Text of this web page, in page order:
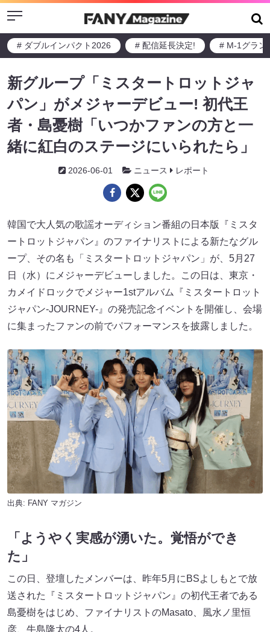
Menu
# ダブルインパクト2026 # 配信延長決定! # M-1グラン
新グループ「ミスタートロットジャ
パン」がメジャーデビュー! 初代王
者・島憂樹「いつかファンの方と一
緒に紅白のステージにいられたら」
2026-06-01 ニュース レポート
韓国で大人気の歌謡オーディション番組の日本版『ミスタ
ートロットジャパン』のファイナリストによる新たなグル
ープ、その名も「ミスタートロットジャパン」が、5月27
日（水）にメジャーデビューしました。この日は、東京・
カメイドロックでメジャー1stアルバム『ミスタートロット
ジャパン-JOURNEY-』の発売記念イベントを開催し、会場
に集まったファンの前でパフォーマンスを披露しました。
出典: FANY マガジン
「ようやく実感が湧いた。覚悟ができ
た」
この日、登壇したメンバーは、昨年5月にBSよしもとで放
送された『ミスタートロットジャパン』の初代王者である
島憂樹をはじめ、ファイナリストのMasato、風水ノ里恒
彦、牛島隆太の4人。